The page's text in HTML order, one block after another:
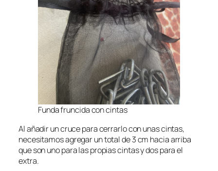
Funda fruncida con cintas
Al añadir un cruce para cerrarlo con unas cintas,
necesitamos agregar un total de 3 cm hacia arriba
que son uno para las propias cintas y dos para el
extra.